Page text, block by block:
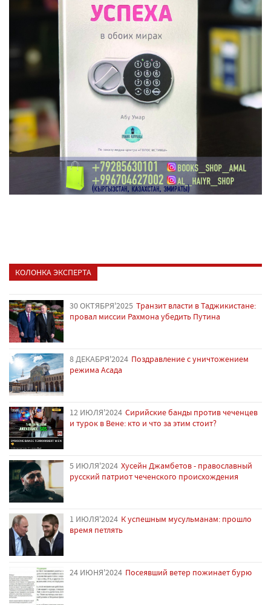
КОЛОНКА ЭКСПЕРТА
30 ОКТЯБРЯ'2025 Транзит власти в Таджикистане:
провал миссии Рахмона убедить Путина
8 ДЕКАБРЯ'2024 Поздравление с уничтожением
режима Асада
12 ИЮЛЯ'2024 Сирийские банды против чеченцев
и турок в Вене: кто и что за этим стоит?
5 ИЮЛЯ'2024 Хусейн Джамбетов - православный
русский патриот чеченского происхождения
1 ИЮЛЯ'2024 К успешным мусульманам: прошло
время петлять
24 ИЮНЯ'2024 Посеявший ветер пожинает бурю